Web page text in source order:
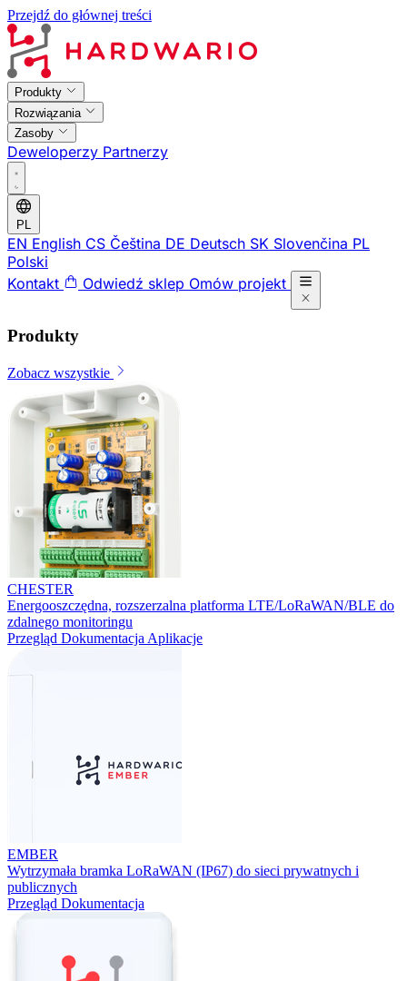
Przejdź do głównej treści
Produkty
Rozwiązania
Zasoby
Deweloperzy Partnerzy
PL
EN English CS Čeština DE Deutsch SK Slovenčina PL
Polski
Kontakt
Odwiedź sklep Omów projekt
Produkty
Zobacz wszystkie
CHESTER
Energooszczędna, rozszerzalna platforma LTE/LoRaWAN/BLE do
zdalnego monitoringu
Przegląd Dokumentacja Aplikacje
EMBER
Wytrzymała bramka LoRaWAN (IP67) do sieci prywatnych i
publicznych
Przegląd Dokumentacja